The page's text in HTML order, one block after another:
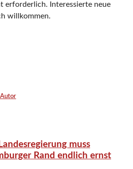
erforderlich. Interessierte neue
willkommen.
muss
Rand endlich ernst